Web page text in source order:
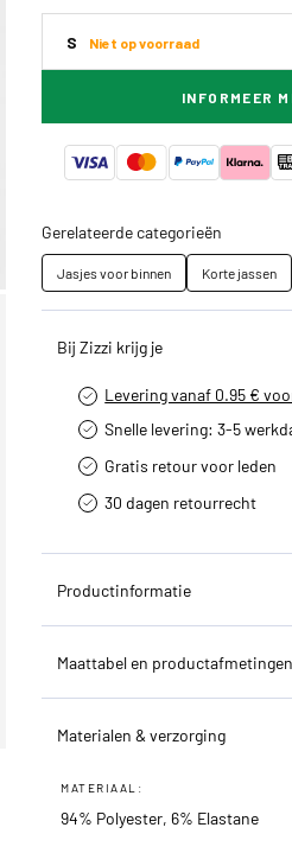
S Niet op voorraad
INFORMEER
Gerelateerde categorieën
Jasjes voor binnen Korte jassen
Bij Zizzi krijg je
Levering vanaf 0.95 €
Snelle levering: 3-5
Gratis retour voor leden
30 dagen retourrecht­
Productinformatie
Maattabel en productafmetingen
Materialen & verzorging
MATERIAAL:
94% Polyester, 6% Elastane